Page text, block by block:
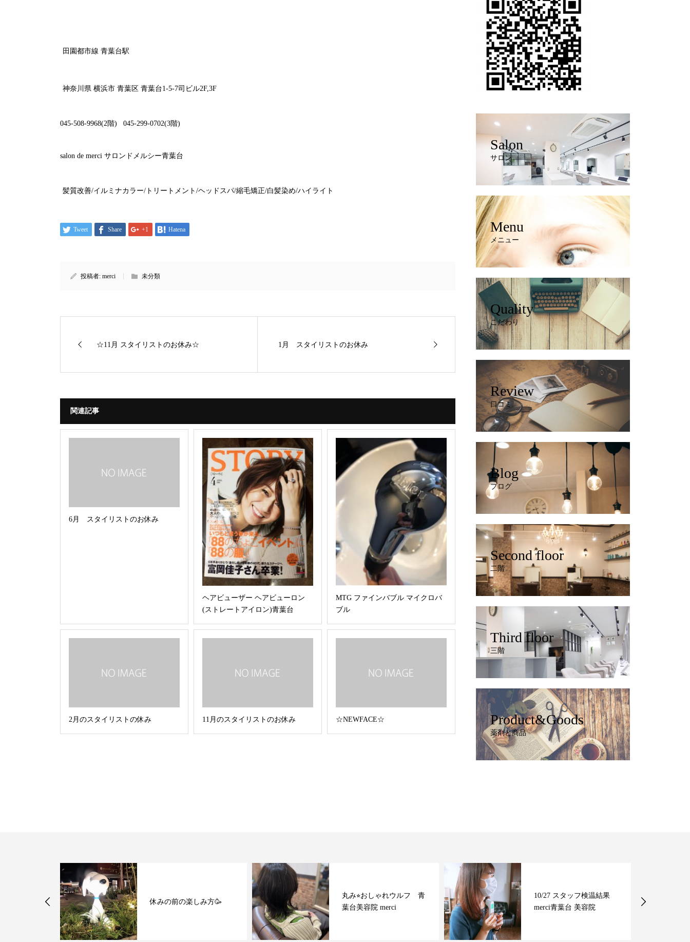
田園都市線 青葉台駅
神奈川県 横浜市 青葉区 青葉台1-5-7司ビル2F,3F
045-508-9968(2階) 045-299-0702(3階)
salon de merci サロンドメルシー青葉台
髪質改善/イルミナカラー/ トリートメント /ヘッドスパ/縮毛矯正/白髪染め/ハイライト
Tweet Share +1 Hatena
投稿者: merci 未分類
☆11月 スタイリストのお休み☆ 1月 スタイリストのお休み
関連記事
6月 スタイリストのお休み
ヘアビューザー ヘアビューロン
(ストレートアイロン)青葉台
MTG ファインバブル マイクロバ
ブル
2月のスタイリストの休み 11月のスタイリストのお休み ☆NEWFACE☆
Salon
サロン
Menu
メニュー
Quality
こだわり
Review
口コミ
Blog
ブログ
Second floor
二階
Third floor
三階
Product&Goods
薬剤と商品
休みの前の楽しみ方🥳
丸み⭐︎おしゃれウルフ 青
葉台美容院 merci
10/27 スタッフ検温結果
merci青葉台 美容院